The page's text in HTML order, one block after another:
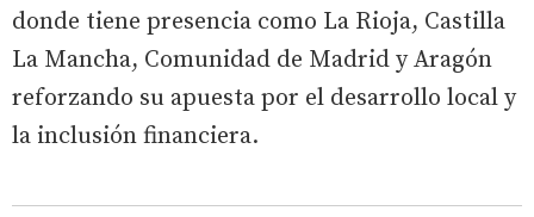
donde tiene presencia como La Rioja, Castilla
La Mancha, Comunidad de Madrid y Aragón
reforzando su apuesta por el desarrollo local y
la inclusión financiera.